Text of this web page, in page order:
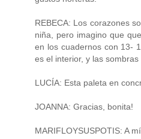
REBECA: Los corazones
niña, pero imagino que
en los cuadernos con 13-
es el interior, y las sombras
LUCÍA: Esta paleta en
JOANNA: Gracias, bonita!
MARIFLOYSUSPOTIS: A